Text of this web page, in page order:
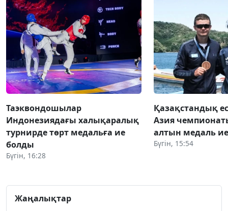
Таэквондошылар
Индонезиядағы халықаралық
турнирде төрт медальға ие
болды
Бүгін, 16:28
Қазақстандық
Азия
алтын медаль
Бүгін, 15:54
Жаңалықтар